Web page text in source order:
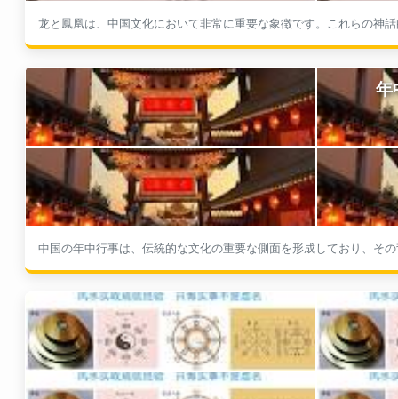
龙と鳳凰は、中国文化において非常に重要な象徴です。これらの神
年
中国の年中行事は、伝統的な文化の重要な側面を形成しており、そ